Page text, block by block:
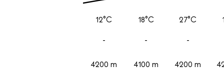
12°C
-
4200 m
18°C
-
4100 m
27°C
-
4200 m